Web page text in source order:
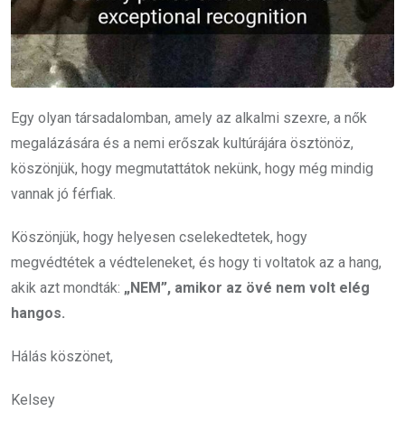
Egy olyan társadalomban, amely az alkalmi szexre, a nők
megalázására és a nemi erőszak kultúrájára ösztönöz,
köszönjük, hogy megmutattátok nekünk, hogy még mindig
vannak jó férfiak.
Köszönjük, hogy helyesen cselekedtetek, hogy
megvédtétek a védteleneket, és hogy ti voltatok az a hang,
akik azt mondták: „NEM”, amikor az övé nem volt elég
hangos.
Hálás köszönet,
Kelsey